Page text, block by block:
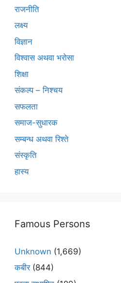
राजनीति
लक्ष्य
विज्ञान
विश्वास अथवा भरोसा
शिक्षा
संकल्प – निश्चय
सफलता
समाज-सुधारक
सम्बन्ध अथवा रिश्ते
संस्कृति
हास्य
Famous Persons
Unknown (1,669)
कबीर(844)